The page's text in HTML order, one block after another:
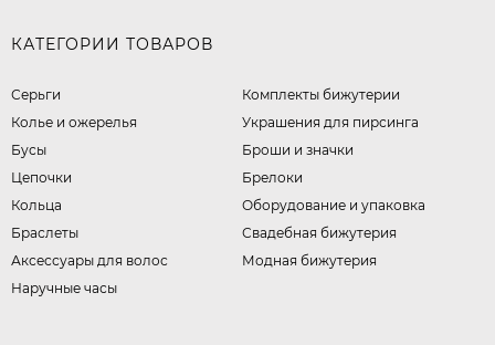
КАТЕГОРИИ ТОВАРОВ
Серьги
Колье и ожерелья
Бусы
Цепочки
Кольца
Браслеты
Аксессуары для волос
Наручные часы
Комплекты бижутерии
Украшения для пирсинга
Броши и значки
Брелоки
Оборудование и упаковка
Свадебная бижутерия
Модная бижутерия